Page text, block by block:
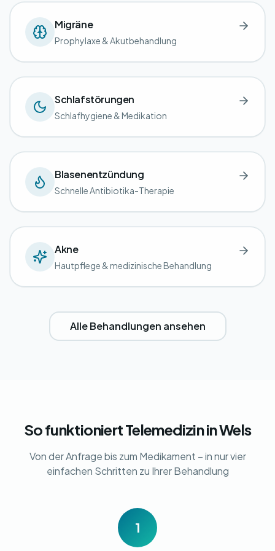
Migräne
Prophylaxe & Akutbehandlung
Schlafstörungen
Schlafhygiene & Medikation
Blasenentzündung
Schnelle Antibiotika-Therapie
Akne
Hautpflege & medizinische Behandlung
Alle Behandlungen ansehen
So funktioniert Telemedizin in Wels
Von der Anfrage bis zum Medikament – in nur vier
einfachen Schritten zu Ihrer Behandlung
1